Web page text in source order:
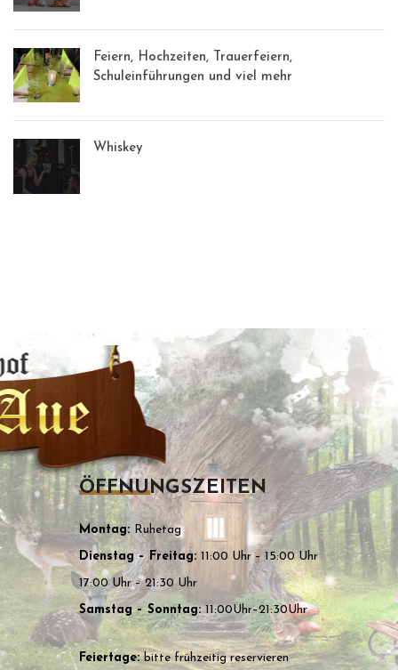
Feiern, Hochzeiten, Trauerfeiern,
Schuleinführungen und viel mehr
Whiskey
ÖFFNUNGSZEITEN
Montag: Ruhetag
Dienstag – Freitag: 11:00 Uhr – 15:00 Uhr
17:00 Uhr – 21:30 Uhr
Samstag – Sonntag:11:00Uhr–21:30Uhr
Feiertage:bitte frühzeitig reservieren